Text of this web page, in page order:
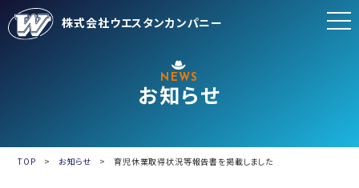
株式会社ウエスタンカンパニー
NEWS
お知らせ
TOP お知らせ 育児休業取得状況等報告書を掲載しました